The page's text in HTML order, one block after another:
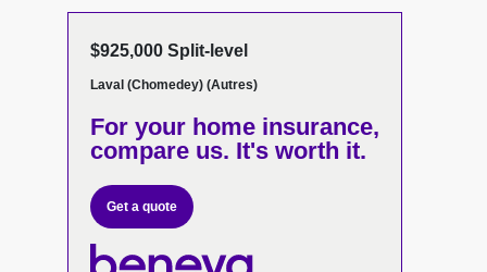
$925,000 Split-level
Laval (Chomedey) (Autres)
For your home insurance,
compare us. It's worth it.
Get a quote